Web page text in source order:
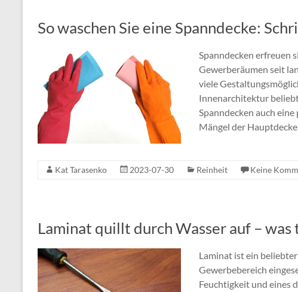
So waschen Sie eine Spanndecke:
Spanndecken erfreuen
Gewerberäumen seit
viele
Innenarchitektur
Spanndecken auch
Mängel der
Kat Tarasenko 2023-07-30 Reinheit Keine
Laminat quillt durch Wasser auf – was
Laminat ist ein
Gewerbebereich
Feuchtigkeit und eines